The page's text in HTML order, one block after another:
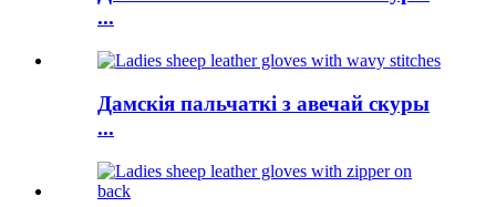
...
Дамскія пальчаткі з авечай скуры
...